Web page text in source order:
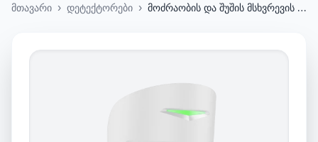
მთავარი › დეტექტორები › მოძრაობის და შუშის მსხვრევის დეტექტორი Ajax CombiProtect (8EU) ASP White